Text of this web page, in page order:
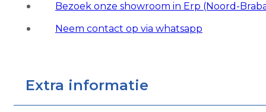
Bezoek onze showroom in Erp (Noord-
Neem contact op via whatsapp
Extra informatie